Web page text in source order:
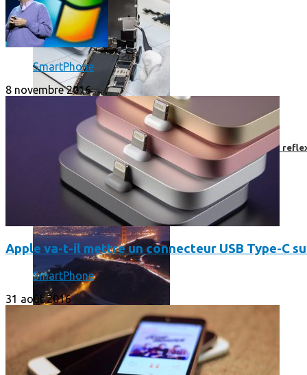
Faut-il encore emmener son bon vieux appareil photo «
SmartPhone
8 novembre 2016
Apple va-t-il mettre un connecteur USB Type-C
SmartPhone
31 août 2016